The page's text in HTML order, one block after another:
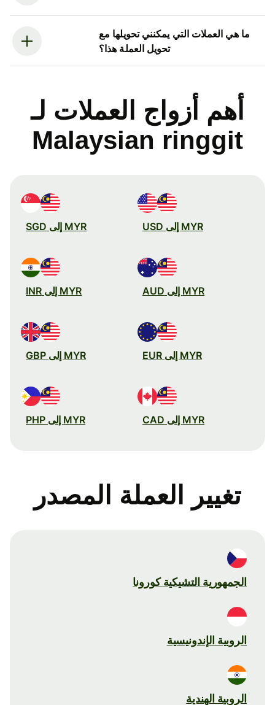
ما هي العملات التي يمكنني تحويلها مع
تحويل العملة هذا؟
أهم أزواج العملات لـ
Malaysian ringgit
MYR إلى USD MYR إلى SGD
MYR إلى AUD MYR إلى INR
MYR إلى EUR MYR إلى GBP
MYR إلى CAD MYR إلى PHP
تغيير العملة المصدر
الجمهورية التشيكية كورونا
الروبية الإندونيسية
الروبية الهندية